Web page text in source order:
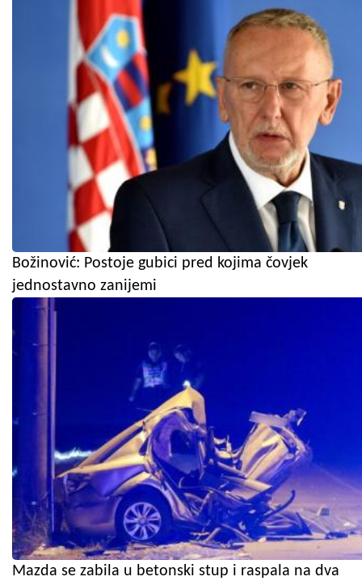
Božinović: Postoje gubici pred kojima čovjek
jednostavno zanijemi
Mazda se zabila u betonski stup i raspala na dva